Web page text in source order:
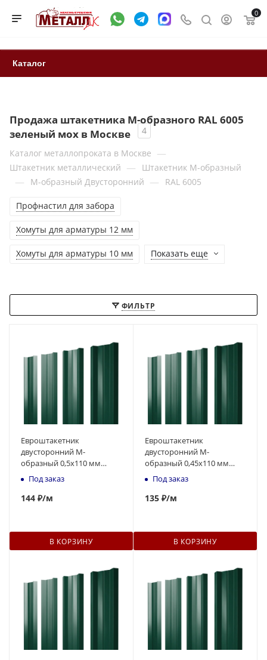
0
Каталог
Продажа штакетника М-образного RAL 6005
зеленый мох в Москве
4
Каталог металлопроката в Москве —
Штакетник металлический — Штакетник М-образный
— М-образный Двусторонний — RAL 6005
Профнастил для забора
Хомуты для арматуры 12 мм
Хомуты для арматуры 10 мм Показать еще
ФИЛЬТР
Евроштакетник
двусторонний М-
образный 0,5x110 мм
зелёный RAL 6005 1м
Под заказ
144 ₽/м
В КОРЗИНУ
Евроштакетник
двусторонний М-
образный 0,45x110 мм
зелёный RAL 6005 1м
Под заказ
135 ₽/м
В КОРЗИНУ